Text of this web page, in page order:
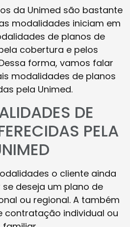
da Unimed são bastante
modalidades iniciam em
de planos de
cobertura e pelos
forma, vamos falar
modalidades de planos
pela Unimed.
DE
PELA
o cliente ainda
deseja um plano de
ou regional. A também
contratação individual ou